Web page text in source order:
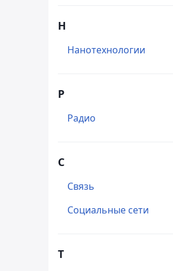
Н
Нанотехнологии
Р
Радио
С
Связь
Социальные сети
Т